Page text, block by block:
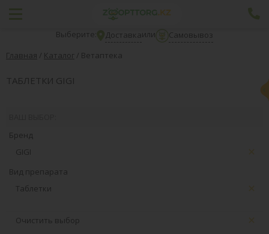
Выберите: Доставкаили
Самовывоз
Главная / Каталог / Ветаптека
ТАБЛЕТКИ GIGI
Бренд
GIGI
Вид препарата
Таблетки
Очистить выбор